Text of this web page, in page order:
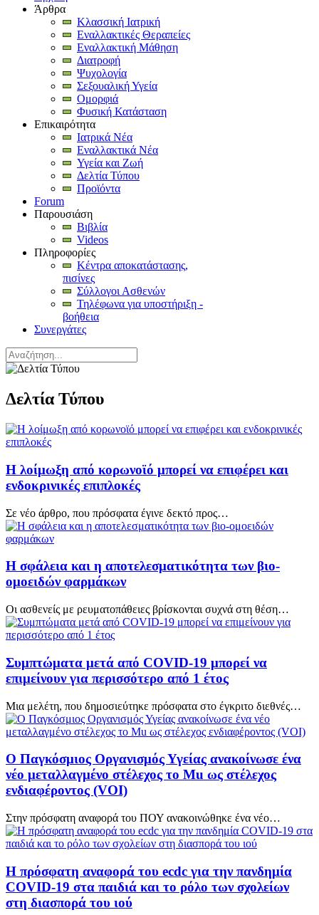
Άρθρα
Κλασσική Ιατρική
Εναλλακτικές Θεραπείες
Εναλλακτική Μάθηση
Διατροφή
Ψυχολογία
Σεξουαλική Υγεία
Ομορφιά
Φυσική Κατάσταση
Επικαιρότητα
Ιατρικά Νέα
Εναλλακτικά Νέα
Υγεία και Ζωή
Δελτία Τύπου
Προϊόντα
Forum
Παρουσιάση
Βιβλία
Videos
Πληροφορίες
Κέντρα αποκατάστασης,
πισίνες
Σύλλογοι Ασθενών
Τηλέφωνα για υποστήριξη -
βοήθεια
Συνεργάτες
Δελτία Τύπου
Η λοίμωξη από κορωνοϊό μπορεί να επιφέρει και
ενδοκρινικές επιπλοκές
Σε νέο άρθρο, που πρόσφατα έγινε δεκτό προς…
Η σφάλεια και η αποτελεσματικότητα των βιο-
ομοειδών φαρμάκων
Οι ασθενείς με ρευματοπάθειες βρίσκονται συχνά στη θέση…
Συμπτώματα μετά από COVID-19 μπορεί να
επιμείνουν για περισσότερο από 1 έτος
Μια μελέτη, που δημοσιεύτηκε πρόσφατα στο έγκριτο διεθνές…
Ο Παγκόσμιος Οργανισμός Υγείας ανακοίνωσε ένα
νέο μεταλλαγμένο στέλεχος το Mu ως στέλεχος
ενδιαφέροντος (VOI)
Στην πρόσφατη αναφορά του ΠΟΥ ανακοινώθηκε ένα νέο…
Η πρόσφατη αναφορά του ecdc για την πανδημία
COVID-19 στα παιδιά και το ρόλο των σχολείων
στη διασπορά του ιού